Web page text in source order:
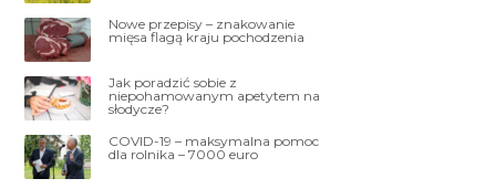
Nowe przepisy – znakowanie
mięsa flagą kraju pochodzenia
Jak poradzić sobie z
niepohamowanym apetytem na
słodycze?
COVID-19 – maksymalna pomoc
dla rolnika – 7000 euro